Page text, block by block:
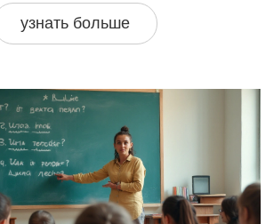
и как их гармонично интегрировать
в гардероб.
узнать больше